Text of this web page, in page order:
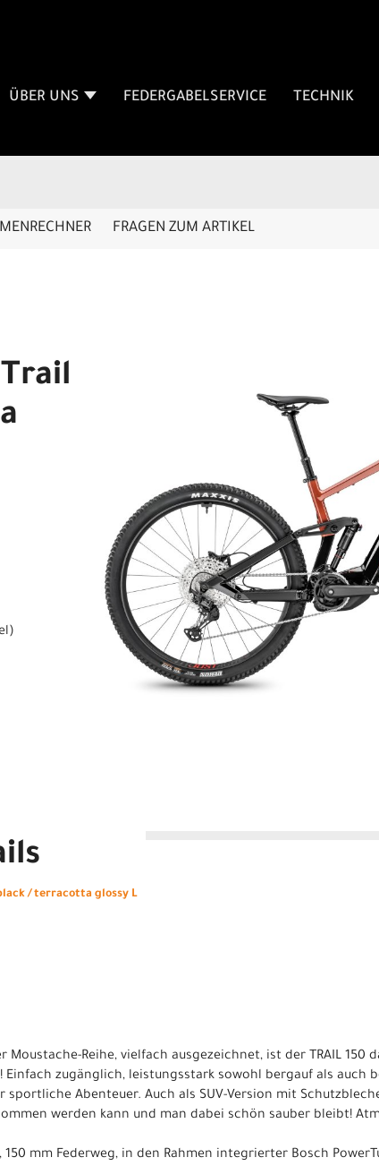
ÜBER UNS FEDERGABELSERVICE TECHNIK
FRAGEN ZUM ARTIKEL
)
/ terracotta glossy L
Reihe, vielfach ausgezeichnet, ist der TRAIL 150
Einfach zugänglich, leistungsstark sowohl bergauf als auch
Abenteuer. Auch als SUV-Version mit
werden kann und man dabei schön sauber bleibt!
150 mm Federweg, in den Rahmen integrierter Bosch